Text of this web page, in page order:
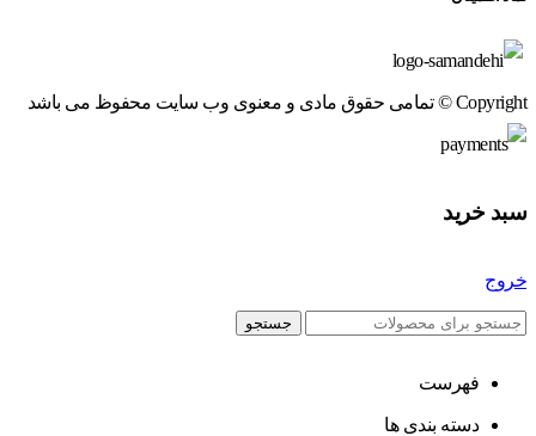
Copyright © تمامی حقوق مادی و معنوی وب سایت محفوظ می باشد
سبد خرید
خروج
جستجو
فهرست
دسته بندی ها